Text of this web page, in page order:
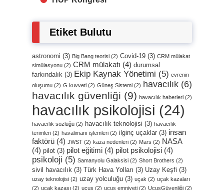
Etiket Bulutu
astronomi (3) Big Bang teorisi (2) Covid-19 (3) CRM mülakat
simülasyonu (2) CRM mülakatı (4) durumsal
farkındalık (3) Ekip Kaynak Yönetimi (5) evrenin
oluşumu (2) G kuvveti (2) Güneş Sistemi (2) havacılık (6)
havacılık güvenliği (9) havacılık haberleri (2)
havacılık psikolojisi (24)
havacılık sözlüğü (2) havacılık teknolojisi (3) havacılık
terimleri (2) havalimanı işlemleri (2) ilginç uçaklar (3) insan
faktörü (4) JWST (2) kaza nedenleri (2) Mars (2) NASA
(4) pilot (3) pilot eğitimi (4) pilot psikolojisi (4)
psikoloji (5) Samanyolu Galaksisi (2) Short Brothers (2)
sivil havacılık (3) Türk Hava Yolları (3) Uzay Keşfi (3)
uzay teknolojisi (2) uzay yolculuğu (3) uçak (2) uçak kazaları
(2) uçak kazası (2) uçuş (2) uçuş emniyeti (2) UçuşGüvenliği (2)